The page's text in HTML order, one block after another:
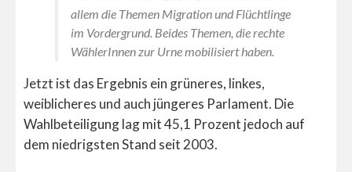
allem die Themen Migration und Flüchtlinge
im Vordergrund. Beides Themen, die rechte
WählerInnen zur Urne mobilisiert haben.
Jetzt ist das Ergebnis ein grüneres, linkes,
weiblicheres und auch jüngeres Parlament. Die
Wahlbeteiligung lag mit 45,1 Prozent jedoch auf
dem niedrigsten Stand seit 2003.